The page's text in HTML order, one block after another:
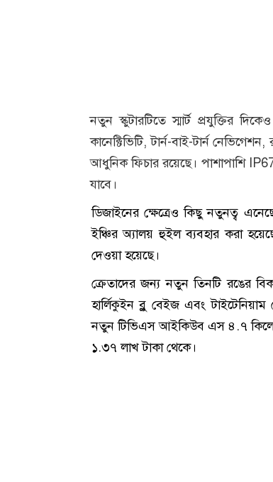
নতুন স্কুটারটিতে স্মার্ট প্রযুক্তির
কানেক্টিভিটি, টার্ন-বাই-টার্ন
আধুনিক ফিচার রয়েছে। পাশাপাশি
যাবে।
ডিজাইনের ক্ষেত্রেও কিছু নতুনত্ব
ইঞ্চির অ্যালয় হুইল ব্যবহার করা
দেওয়া হয়েছে।
ক্রেতাদের জন্য নতুন তিনটি রঙের
হার্লিকুইন ব্লু বেইজ এবং
নতুন টিভিএস আইকিউব এস ৪.৭
১.৩৭ লাখ টাকা থেকে।